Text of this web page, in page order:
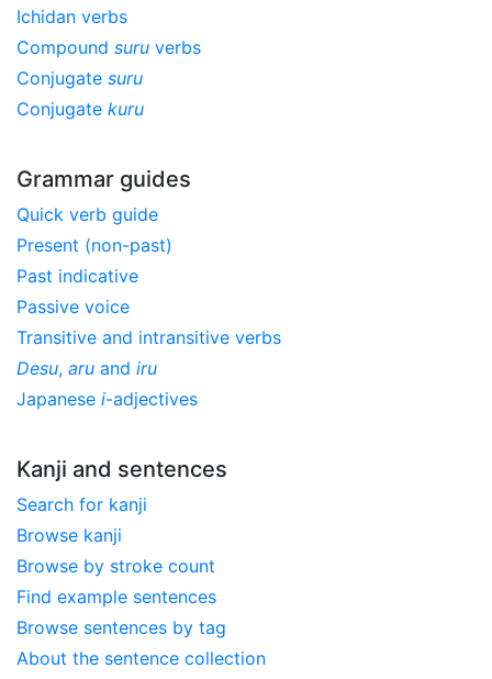
Ichidan verbs
Compound suru verbs
Conjugate suru
Conjugate kuru
Grammar guides
Quick verb guide
Present (non-past)
Past indicative
Passive voice
Transitive and intransitive verbs
Desu, aru and iru
Japanese i-adjectives
Kanji and sentences
Search for kanji
Browse kanji
Browse by stroke count
Find example sentences
Browse sentences by tag
About the sentence collection